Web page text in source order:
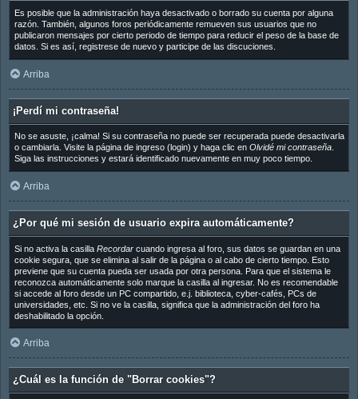
Es posible que la administración haya desactivado o borrado su cuenta por alguna
razón. También, algunos foros periódicamente remueven sus usuarios que no
publicaron mensajes por cierto periodo de tiempo para reducir el peso de la base de
datos. Si es así, registrese de nuevo y participe de las discuciones.
Arriba
¡Perdí mi contraseña!
No se asuste, ¡calma! Si su contraseña no puede ser recuperada puede desactivarla
o cambiarla. Visite la página de ingreso (login) y haga clic en Olvidé mi contraseña.
Siga las instrucciones y estará identificado nuevamente en muy poco tiempo.
Arriba
¿Por qué mi sesión de usuario expira automáticamente?
Si no activa la casilla Recordarcuando ingresa al foro, sus datos se guardan en una
cookie segura, que se elimina al salir de la página o al cabo de cierto tiempo. Esto
previene que su cuenta pueda ser usada por otra persona. Para que el sistema le
reconozca automáticamente solo marque la casilla al ingresar. No es recomendable
si accede al foro desde un PC compartido, e.j. biblioteca, cyber-cafés, PCs de
universidades, etc. Si no ve la casilla, significa que la administración del foro ha
deshabilitado la opción.
Arriba
¿Cuál es la función de "Borrar cookies"?